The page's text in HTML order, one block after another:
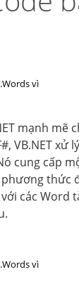
vì
mạnh mẽ
VB.NET xử
cung cấp
thức
các Word
vì